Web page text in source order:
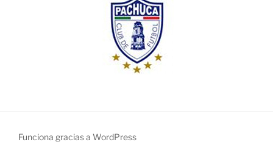
Funciona gracias a WordPress